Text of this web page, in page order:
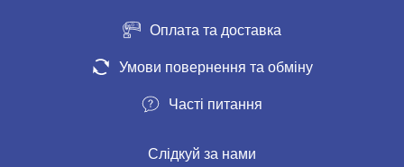
Оплата та доставка
Умови повернення та обміну
Часті питання
Слідкуй за нами